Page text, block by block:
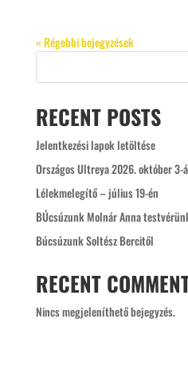
« Régebbi bejegyzések
RECENT POSTS
Jelentkezési lapok letöltése
Országos Ultreya 2026. október 3-
Lélekmelegítő – július 19-én
BÚcsúzunk Molnár Anna
Búcsúzunk Soltész Bercitől
RECENT
Nincs megjeleníthető bejegyzés.